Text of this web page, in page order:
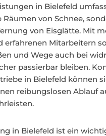
in Bielefeld
Räumen von Schnee,
von Eisglätte. Mit
erfahrenen Mitarbeitern
und Wege auch bei
passierbar bleiben.
in Bielefeld können
reibungslosen Ablauf
in Bielefeld ist ein